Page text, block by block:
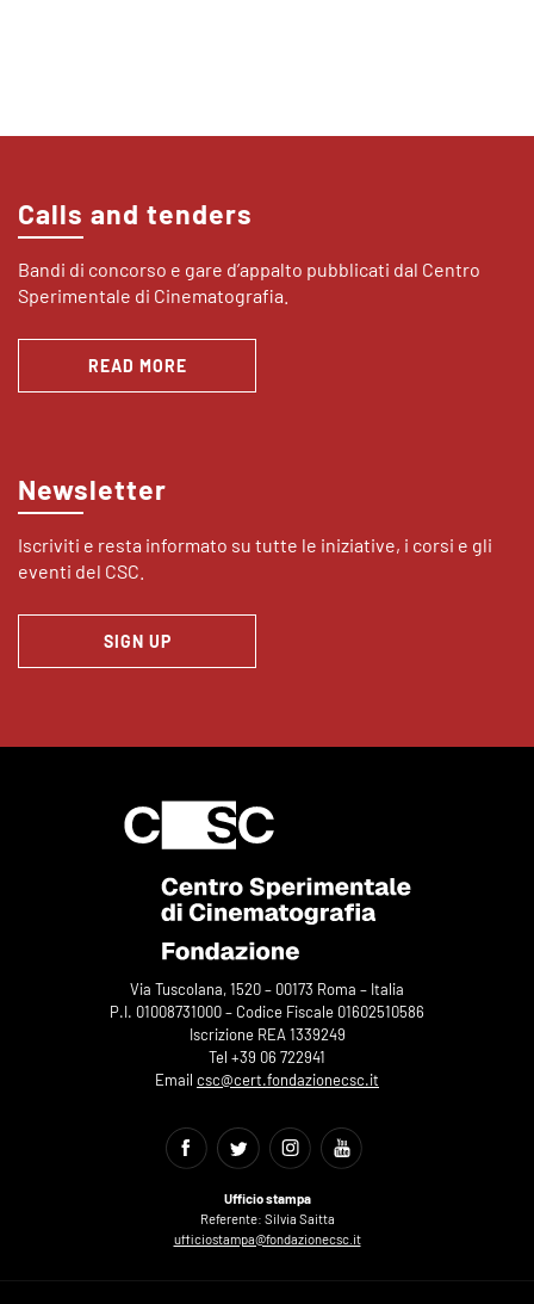
Calls and tenders
Bandi di concorso e gare d’appalto pubblicati dal Centro
Sperimentale di Cinematografia.
READ MORE
Newsletter
Iscriviti e resta informato su tutte le iniziative, i corsi e gli
eventi del CSC.
SIGN UP
Via Tuscolana, 1520 – 00173 Roma – Italia
P.I. 01008731000 – Codice Fiscale 01602510586
Iscrizione REA 1339249
Tel +39 06 722941
Email csc@cert.fondazionecsc.it
Ufficio stampa
Referente: Silvia Saitta
ufficiostampa@fondazionecsc.it